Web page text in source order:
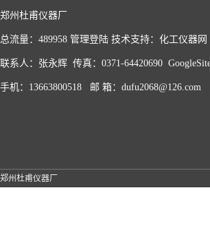
郑州杜甫仪器厂
总流量：489958 管理登陆 技术支持： 化工仪器网
联系人：张永辉 传真：0371-64420690
手机：13663800518 邮 箱：dufu2068@126.com
郑州杜甫仪器厂